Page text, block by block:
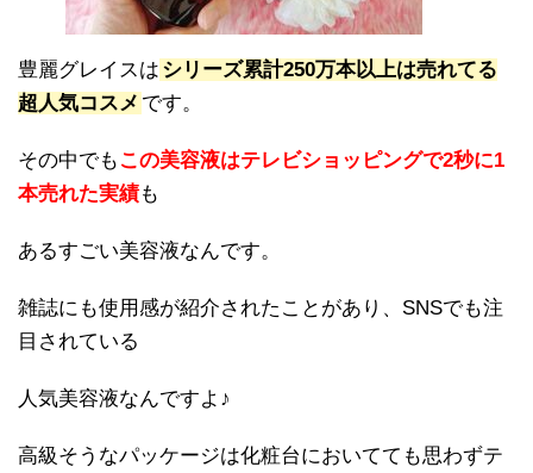
豊麗グレイスは シリーズ累計250万本以上は売れてる
超人気コスメ です。
その中でも この美容液はテレビショッピングで2秒に1
本売れた実績も
あるすごい美容液なんです。
雑誌にも使用感が紹介されたことがあり、SNSでも注
目されている
人気美容液なんですよ♪
高級そうなパッケージは化粧台においてても思わずテ